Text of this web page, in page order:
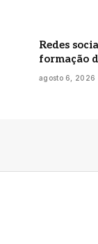
Redes
formação
agosto 6, 2026